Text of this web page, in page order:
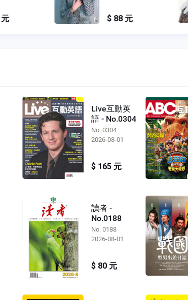
$ 88 元
Live互動英
語 - No.0304
No. 0304
2026-08-01
$ 165 元
讀者 -
No.0188
No. 0188
2026-08-01
$ 80 元